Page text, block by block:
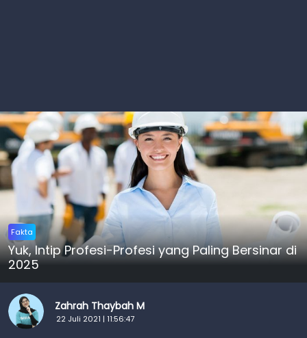
Fakta
Yuk, Intip Profesi-Profesi yang Paling Bersinar di
2025
Zahrah Thaybah M
22 Juli 2021 | 11:56:47